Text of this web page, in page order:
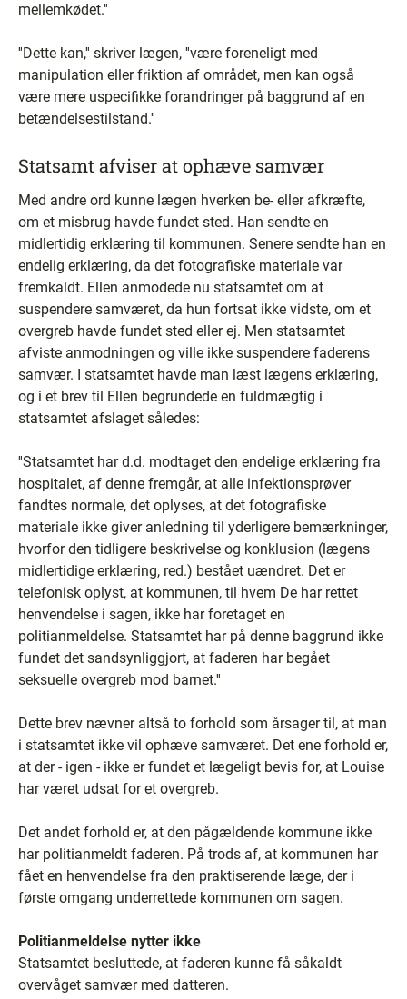
mellemkødet.''
''Dette kan,'' skriver lægen, ''være foreneligt med
manipulation eller friktion af området, men kan også
være mere uspecifikke forandringer på baggrund af en
betændelsestilstand.''
Statsamt afviser at ophæve samvær
Med andre ord kunne lægen hverken be- eller afkræfte,
om et misbrug havde fundet sted. Han sendte en
midlertidig erklæring til kommunen. Senere sendte han en
endelig erklæring, da det fotografiske materiale var
fremkaldt. Ellen anmodede nu statsamtet om at
suspendere samværet, da hun fortsat ikke vidste, om et
overgreb havde fundet sted eller ej. Men statsamtet
afviste anmodningen og ville ikke suspendere faderens
samvær. I statsamtet havde man læst lægens erklæring,
og i et brev til Ellen begrundede en fuldmægtig i
statsamtet afslaget således:
''Statsamtet har d.d. modtaget den endelige erklæring fra
hospitalet, af denne fremgår, at alle infektionsprøver
fandtes normale, det oplyses, at det fotografiske
materiale ikke giver anledning til yderligere bemærkninger,
hvorfor den tidligere beskrivelse og konklusion (lægens
midlertidige erklæring, red.) bestået uændret. Det er
telefonisk oplyst, at kommunen, til hvem De har rettet
henvendelse i sagen, ikke har foretaget en
politianmeldelse. Statsamtet har på denne baggrund ikke
fundet det sandsynliggjort, at faderen har begået
seksuelle overgreb mod barnet.''
Dette brev nævner altså to forhold som årsager til, at man
i statsamtet ikke vil ophæve samværet. Det ene forhold er,
at der - igen - ikke er fundet et lægeligt bevis for, at Louise
har været udsat for et overgreb.
Det andet forhold er, at den pågældende kommune ikke
har politianmeldt faderen. På trods af, at kommunen har
fået en henvendelse fra den praktiserende læge, der i
første omgang underrettede kommunen om sagen.
Politianmeldelse nytter ikke
Statsamtet besluttede, at faderen kunne få såkaldt
overvåget samvær med datteren.